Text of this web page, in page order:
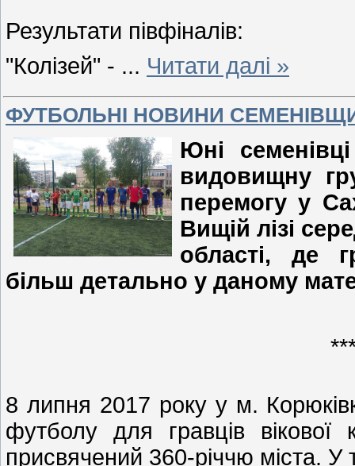
Результати півфіналів:
"Колізей" - ... Читати далі »
ФУТБОЛЬНІ НОВИНИ
Юні
видовищну
перемогу у
Вищій лізі
області, де
більш детально у даному
8 липня 2017 року у м.
футболу для гравців вікової
присвячений 360-річчю міста. У